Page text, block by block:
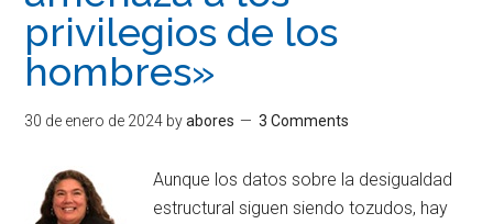
privilegios de los
hombres»
30 de enero de 2024 byabores 3 Comments
Aunque los datos sobre la desigualdad
estructural siguen siendo tozudos, hay